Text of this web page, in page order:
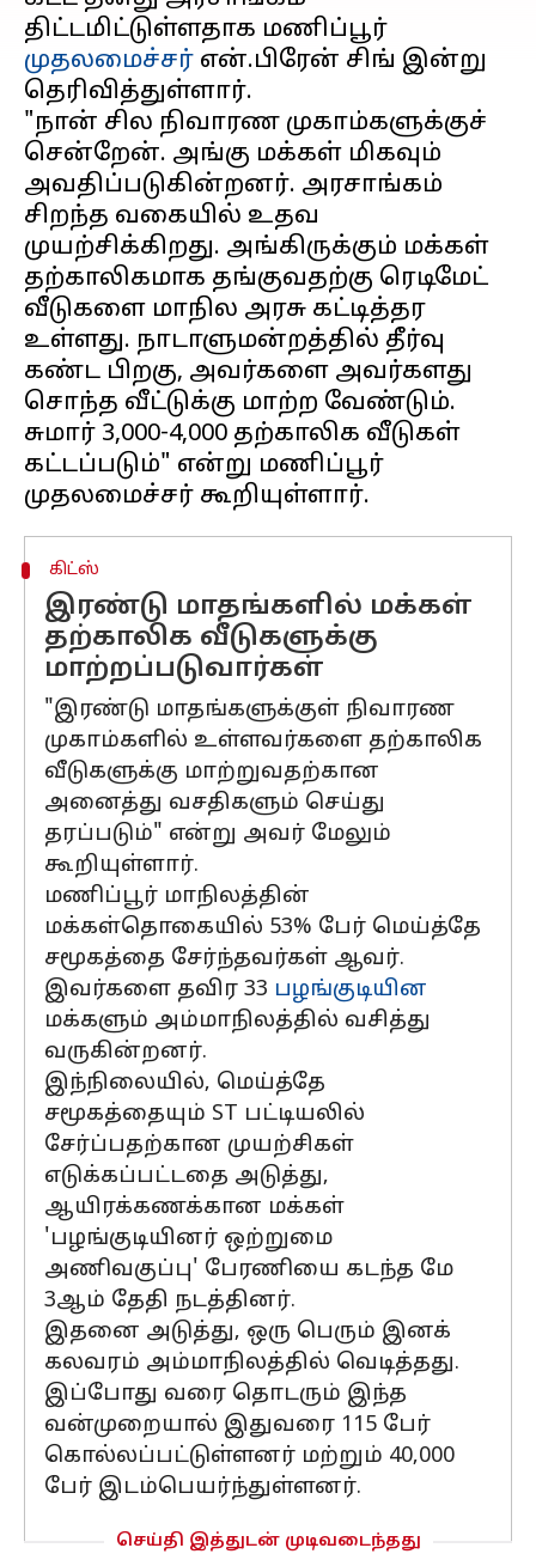
திட்டமிட்டுள்ளதாக மணிப்பூர்
முதலமைச்சர் என்.பிரேன் சிங் இன்று
தெரிவித்துள்ளார்.
"நான் சில நிவாரண முகாம்களுக்குச்
சென்றேன். அங்கு மக்கள் மிகவும்
அவதிப்படுகின்றனர். அரசாங்கம்
சிறந்த வகையில் உதவ
முயற்சிக்கிறது. அங்கிருக்கும் மக்கள்
தற்காலிகமாக தங்குவதற்கு ரெடிமேட்
வீடுகளை மாநில அரசு கட்டித்தர
உள்ளது. நாடாளுமன்றத்தில் தீர்வு
கண்ட பிறகு, அவர்களை அவர்களது
சொந்த வீட்டுக்கு மாற்ற வேண்டும்.
சுமார் 3,000-4,000 தற்காலிக வீடுகள்
கட்டப்படும்" என்று மணிப்பூர்
கிட்ஸ்
இரண்டு மாதங்களில் மக்கள்
தற்காலிக வீடுகளுக்கு
மாற்றப்படுவார்கள்
"இரண்டு மாதங்களுக்குள் நிவாரண
முகாம்களில் உள்ளவர்களை தற்காலிக
வீடுகளுக்கு மாற்றுவதற்கான
அனைத்து வசதிகளும் செய்து
தரப்படும்" என்று அவர் மேலும்
கூறியுள்ளார்.
மணிப்பூர் மாநிலத்தின்
மக்கள்தொகையில் 53% பேர் மெய்த்தே
சமூகத்தை சேர்ந்தவர்கள் ஆவர்.
இவர்களை தவிர 33 பழங்குடியின
மக்களும் அம்மாநிலத்தில் வசித்து
வருகின்றனர்.
இந்நிலையில், மெய்த்தே
சமூகத்தையும் ST பட்டியலில்
சேர்ப்பதற்கான முயற்சிகள்
எடுக்கப்பட்டதை அடுத்து,
ஆயிரக்கணக்கான மக்கள்
'பழங்குடியினர் ஒற்றுமை
அணிவகுப்பு' பேரணியை கடந்த மே
3ஆம் தேதி நடத்தினர்.
இதனை அடுத்து, ஒரு பெரும் இனக்
கலவரம் அம்மாநிலத்தில் வெடித்தது.
இப்போது வரை தொடரும் இந்த
வன்முறையால் இதுவரை 115 பேர்
கொல்லப்பட்டுள்ளனர் மற்றும் 40,000
பேர் இடம்பெயர்ந்துள்ளனர்.
செய்தி இத்துடன் முடிவடைந்தது